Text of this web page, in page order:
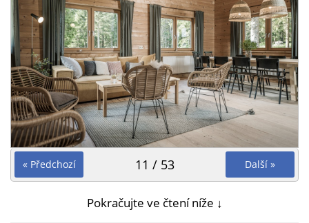
« Předchozí Další »
11 / 53
Pokračujte ve čtení níže ↓